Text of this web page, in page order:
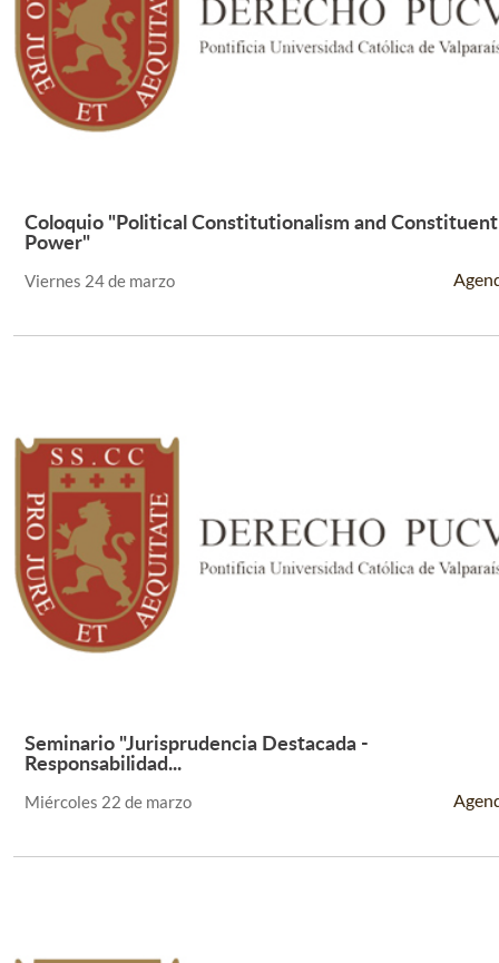
Leer Más +
Coloquio "Political Constitutionalism and Constituent
Power"
Viernes 24 de marzo
Seminario "Jurisprudencia Destacada -
Responsabilidad...
Miércoles 22 de marzo